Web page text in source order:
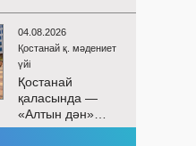
концерт
Меңдіқара
ауданының
Красная Пресня
ауылында
өткізілді
БАЙҚАУЫНЫҢ
САЛТАНАТТЫ
АШЫЛУЫ
Сіздерді
вокалистердің
«Алтын
микрофон –
2026» XXII
04.08.2026
Қостанай қ. мәдениет
үйі
Қостанай
қаласында —
«Алтын дән»
балалар